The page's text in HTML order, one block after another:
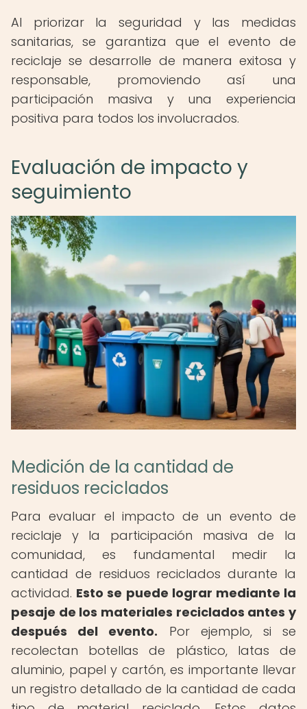
Al priorizar la seguridad y las medidas
sanitarias, se garantiza que el evento de
reciclaje se desarrolle de manera exitosa y
responsable, promoviendo así una
participación masiva y una experiencia
positiva para todos los involucrados.
Evaluación de impacto y
seguimiento
Medición de la cantidad de
residuos reciclados
Para evaluar el impacto de un evento de
reciclaje y la participación masiva de la
comunidad, es fundamental medir la
cantidad de residuos reciclados durante la
actividad. Esto se puede lograr mediante la
pesaje de los materiales reciclados antes y
después del evento. Por ejemplo, si se
recolectan botellas de plástico, latas de
aluminio, papel y cartón, es importante llevar
un registro detallado de la cantidad de cada